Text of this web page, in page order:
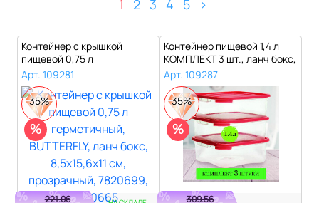
1 2 3 4 5 >
Контейнер с крышкой
пищевой 0,75 л
герметичный, BUTTERF..
Арт. 109281
35%
%
221.06
Контейнер пищевой 1,4 л
КОМПЛЕКТ 3 шт., ланч бокс,
КАСК..
Арт. 109287
35%
%
309.56